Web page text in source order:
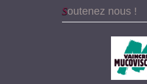
Soutenez nous !